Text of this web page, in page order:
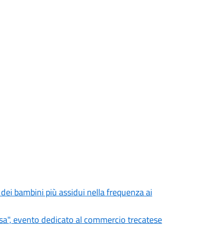
bambini più assidui nella frequenza ai
evento dedicato al commercio trecatese